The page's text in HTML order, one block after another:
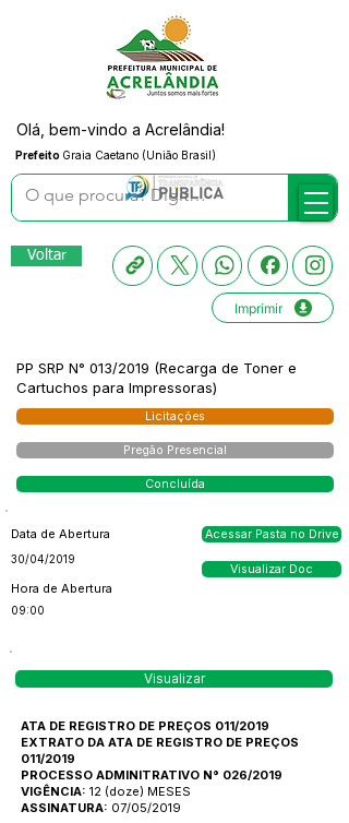
Prefeito Graia Caetano (União Brasil)
Olá, bem-vindo a Acrelândia!
Voltar
Imprimir
PP SRP N° 013/2019 (Recarga de Toner e
Cartuchos para Impressoras)
Licitações
Pregão Presencial
Concluída
Data de Abertura
30/04/2019
Hora de Abertura
09:00
Acessar Pasta no Drive
Visualizar Doc
Visualizar
ATA DE REGISTRO DE PREÇOS 011/2019
EXTRATO DA ATA DE REGISTRO DE PREÇOS
011/2019
PROCESSO ADMINITRATIVO N° 026/2019
VIGÊNCIA: 12 (doze) MESES
ASSINATURA: 07/05/2019